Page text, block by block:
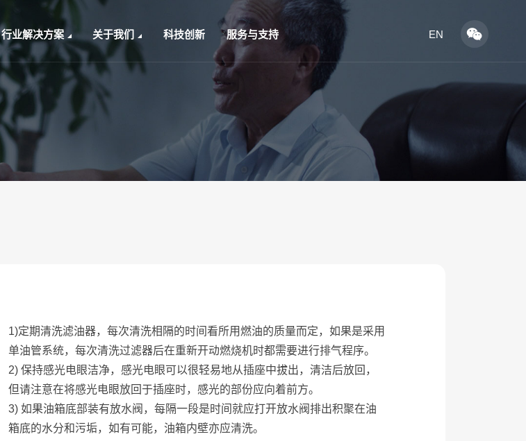
行业解决方案 关于我们 科技创新 服务与支持 EN
1)定期清洗滤油器，每次清洗相隔的时间看所用燃油的质量而定，如果是采用
单油管系统，每次清洗过滤器后在重新开动燃烧机时都需要进行排气程序。
2) 保持感光电眼洁净，感光电眼可以很轻易地从插座中拔出，清洁后放回，
但请注意在将感光电眼放回于插座时，感光的部份应向着前方。
3) 如果油箱底部装有放水阀，每隔一段是时间就应打开放水阀排出积聚在油
箱底的水分和污垢，如有可能，油箱内壁亦应清洗。